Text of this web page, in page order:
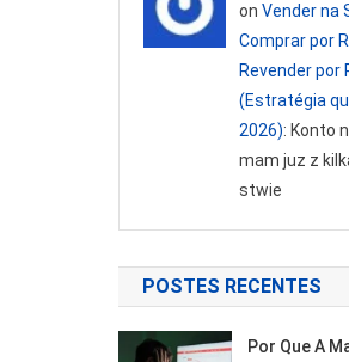
on Vender na
Comprar por
Revender por
(Estratégia
2026): Konto
mam juz z
stwie
POSTES RECENTES
Por Que A